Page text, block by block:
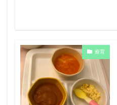
療育